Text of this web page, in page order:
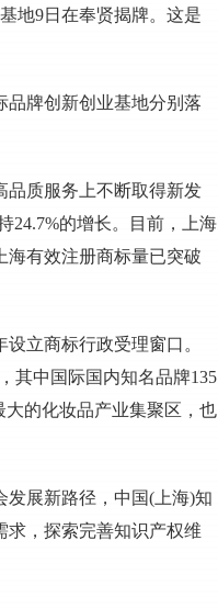
地9日在奉贤揭牌。这是
品牌创新创业基地分别落
品质服务上不断取得新发
24.7%的增长。目前，上海
海有效注册商标量已突破
立商标行政受理窗口。
其中国际国内知名品牌135
的化妆品产业集聚区，也
发展新路径，中国(上海)知
求，探索完善知识产权维